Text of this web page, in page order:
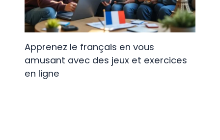
Apprenez le français en vous
amusant avec des jeux et exercices
en ligne